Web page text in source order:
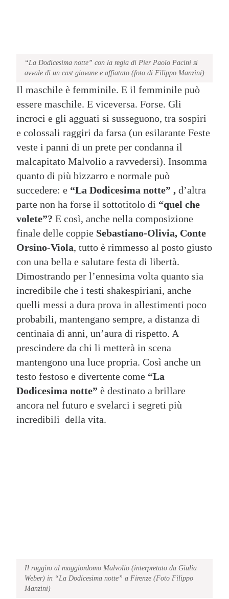
“La Dodicesima notte” con la regia di Pier Paolo Pacini si
avvale di un cast giovane e affiatato (foto di Filippo Manzini)
Il maschile è femminile. E il femminile può
essere maschile. E viceversa. Forse. Gli
incroci e gli agguati si susseguono, tra sospiri
e colossali raggiri da farsa (un esilarante Feste
veste i panni di un prete per condanna il
malcapitato Malvolio a ravvedersi). Insomma
quanto di più bizzarro e normale può
succedere: e “La Dodicesima notte” , d’altra
parte non ha forse il sottotitolo di “quel che
volete”? E così, anche nella composizione
finale delle coppie Sebastiano-Olivia, Conte
Orsino-Viola, tutto è rimmesso al posto giusto
con una bella e salutare festa di libertà.
Dimostrando per l’ennesima volta quanto sia
incredibile che i testi shakespiriani, anche
quelli messi a dura prova in allestimenti poco
probabili, mantengano sempre, a distanza di
centinaia di anni, un’aura di rispetto. A
prescindere da chi li metterà in scena
mantengono una luce propria. Così anche un
testo festoso e divertente come “La
Dodicesima notte” è destinato a brillare
ancora nel futuro e svelarci i segreti più
incredibili della vita.
Il raggiro al maggiordomo Malvolio (interpretato da Giulia
Weber) in “La Dodicesima notte” a Firenze (Foto Filippo
Manzini)